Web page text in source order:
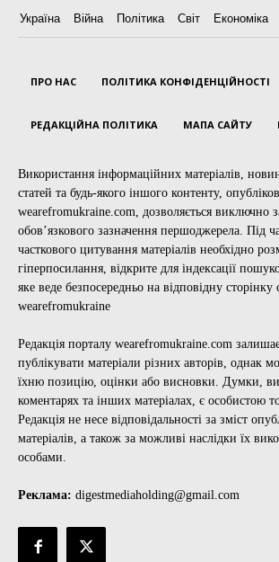
Україна Війна Політика Світ Економіка
ПРО НАС ПОЛІТИКА КОНФІДЕНЦІЙНОСТІ
РЕДАКЦІЙНА ПОЛІТИКА МАПА САЙТУ
Використання інформаційних матеріалів,
статей та будь-якого іншого контенту,
wearefromukraine.com, дозволяється виключно
обов’язкового зазначення першоджерела. Під
часткового цитування матеріалів необхідно
гіперпосилання, відкрите для індексації
яке веде безпосередньо на відповідну сторінку
wearefromukraine
Редакція порталу wearefromukraine.com
публікувати матеріали різних авторів, однак
їхню позицію, оцінки або висновки. Думки,
коментарях та інших матеріалах, є особистою
Редакція не несе відповідальності за зміст
матеріалів, а також за можливі наслідки їх
особами.
Реклама: digestmediaholding@gmail.com